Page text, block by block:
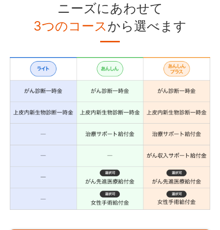
ニーズにあわせて
3つのコースから選べます